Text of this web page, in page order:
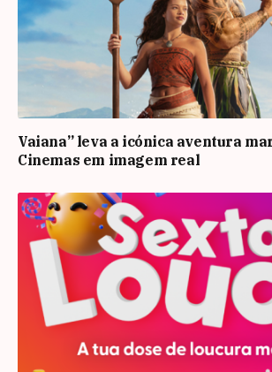
Vaiana” leva a icónica aventura
Cinemas em imagem real